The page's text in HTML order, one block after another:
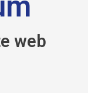
web